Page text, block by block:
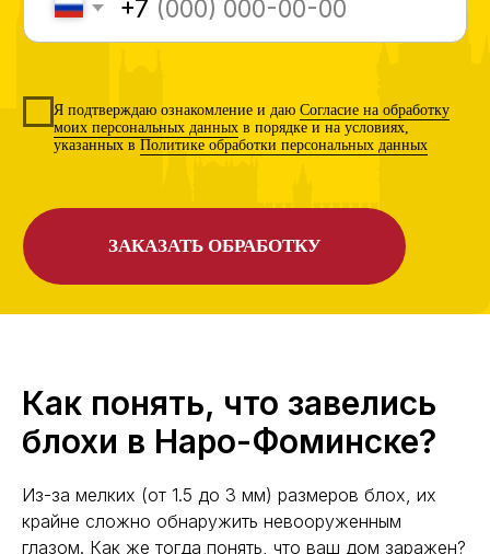
Как понять, что завелись
блохи в Наро-Фоминске?
Из-за мелких (от 1.5 до 3 мм) размеров блох, их
крайне сложно обнаружить невооруженным
глазом. Как же тогда понять, что ваш дом заражен?